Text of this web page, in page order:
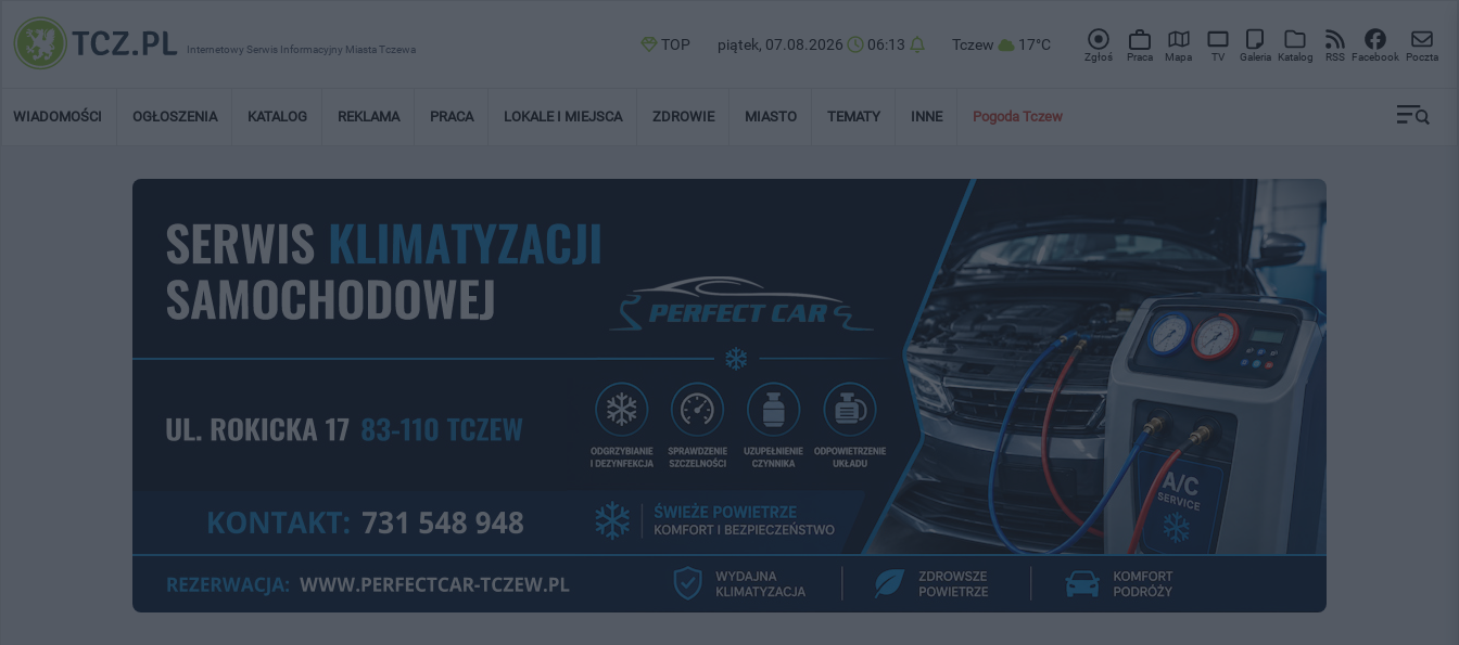
Internetowy Serwis Informacyjny Miasta Tczewa TOP piątek, 07.08.2026 06:13 Tczew 17°C
Zgłoś Praca Mapa TV Galeria Katalog RSS Facebook Poczta
WIADOMOŚCI OGŁOSZENIA KATALOG REKLAMA PRACA LOKALE I MIEJSCA ZDROWIE MIASTO TEMATY INNE Pogoda Tczew